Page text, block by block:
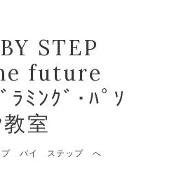
STEP
future
ﾗﾐﾝｸﾞ･ﾊﾟｿ
室
プ バイ ステップ へ